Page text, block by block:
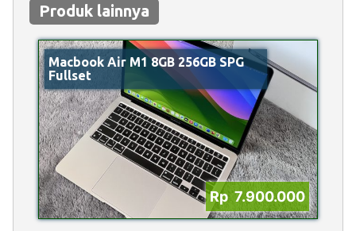
Produk lainnya
Macbook Air M1 8GB 256GB SPG
Fullset
Rp 7.900.000